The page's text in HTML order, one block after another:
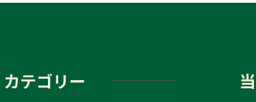
カテゴリー